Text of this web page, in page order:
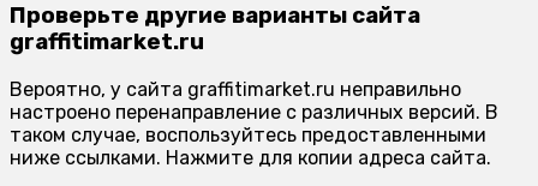
Проверьте другие варианты сайта
graffitimarket.ru
Вероятно, у сайта graffitimarket.ru неправильно
настроено перенаправление с различных версий. В
таком случае, воспользуйтесь предоставленными
ниже ссылками. Нажмите для копии адреса сайта.